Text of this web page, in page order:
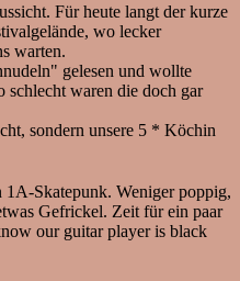
Für heute langt der kurze
wo lecker
warten.
gelesen und wollte
schlecht waren die doch gar
sondern unsere 5 * Köchin
Skatepunk. Weniger poppig,
Gefrickel. Zeit für ein paar
our guitar player is black